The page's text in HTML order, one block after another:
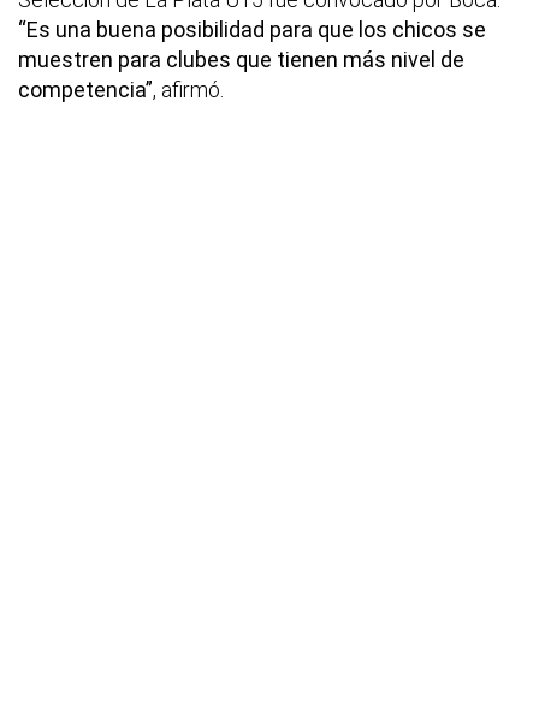
“Es una buena posibilidad para que los chicos se
muestren para clubes que tienen más nivel de
competencia”, afirmó.